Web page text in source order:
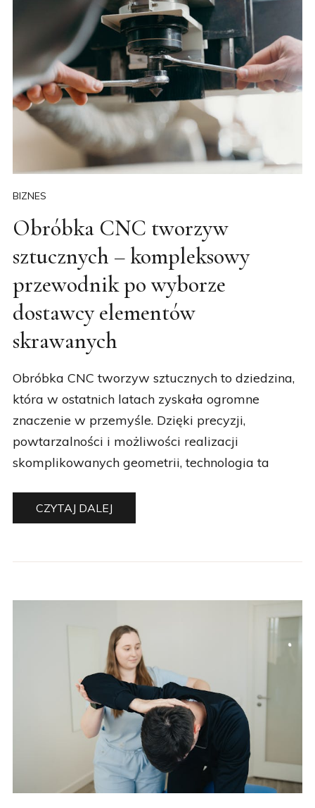
BIZNES
Obróbka CNC tworzyw
sztucznych – kompleksowy
przewodnik po wyborze
dostawcy elementów
skrawanych
Obróbka CNC tworzyw sztucznych to dziedzina,
która w ostatnich latach zyskała ogromne
znaczenie w przemyśle. Dzięki precyzji,
powtarzalności i możliwości realizacji
skomplikowanych geometrii, technologia ta
ZDROWIE